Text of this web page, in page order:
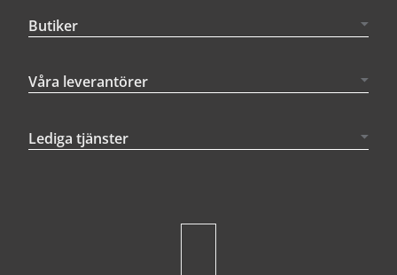
Butiker
Våra leverantörer
Lediga tjänster